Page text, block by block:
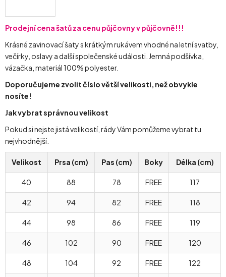
Prodejní cena šatů za cenu půjčovny v půjčovně!!!
Krásné zavinovací šaty s krátkým rukávem vhodné na letní svatby,
večírky, oslavy a další společenské události. Jemná podšívka,
vázačka, materiál 100% polyester.
Doporučujeme zvolit číslo větší velikosti, než obvykle
nosíte!
Jak vybrat správnou velikost
Pokud si nejste jistá velikostí, rády Vám pomůžeme vybrat tu
nejvhodnější.
Velikost Prsa (cm) Pas (cm) Boky Délka (cm)
40 88 78 FREE 117
42 94 82 FREE 118
44 98 86 FREE 119
46 102 90 FREE 120
48 104 92 FREE 122